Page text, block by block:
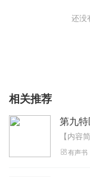
还没
相关推荐
有声书